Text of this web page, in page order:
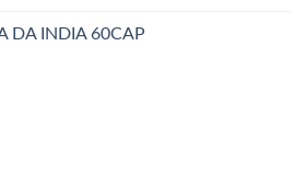
DA INDIA 60CAP